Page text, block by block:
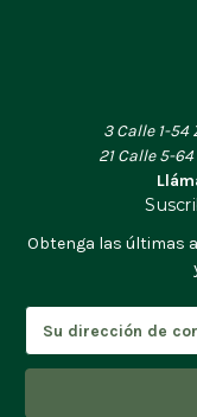
3 Calle 1-54
21 Calle 5-
Obtenga las últimas
r